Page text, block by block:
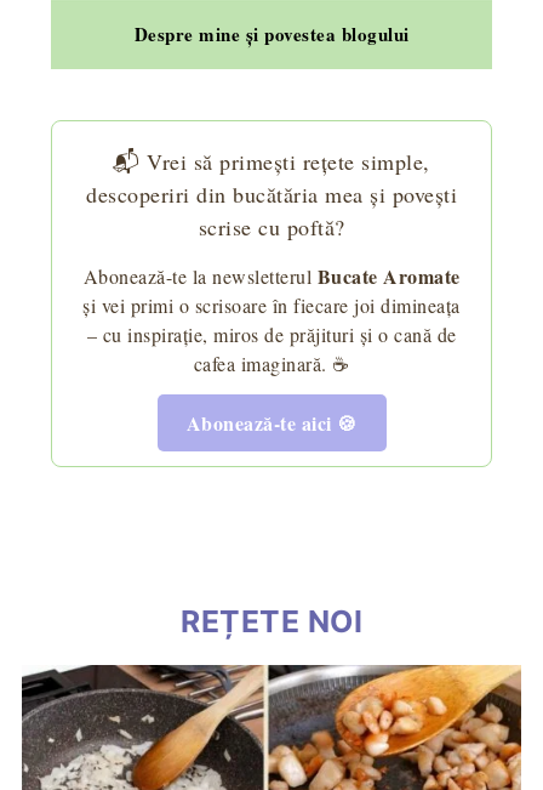
Despre mine și povestea blogului
📬 Vrei să primești rețete simple,
descoperiri din bucătăria mea și povești
scrise cu poftă?
Abonează-te la newsletterul Bucate Aromate
și vei primi o scrisoare în fiecare joi dimineața
– cu inspirație, miros de prăjituri și o cană de
cafea imaginară. ☕
Abonează-te aici 🍪
REȚETE NOI